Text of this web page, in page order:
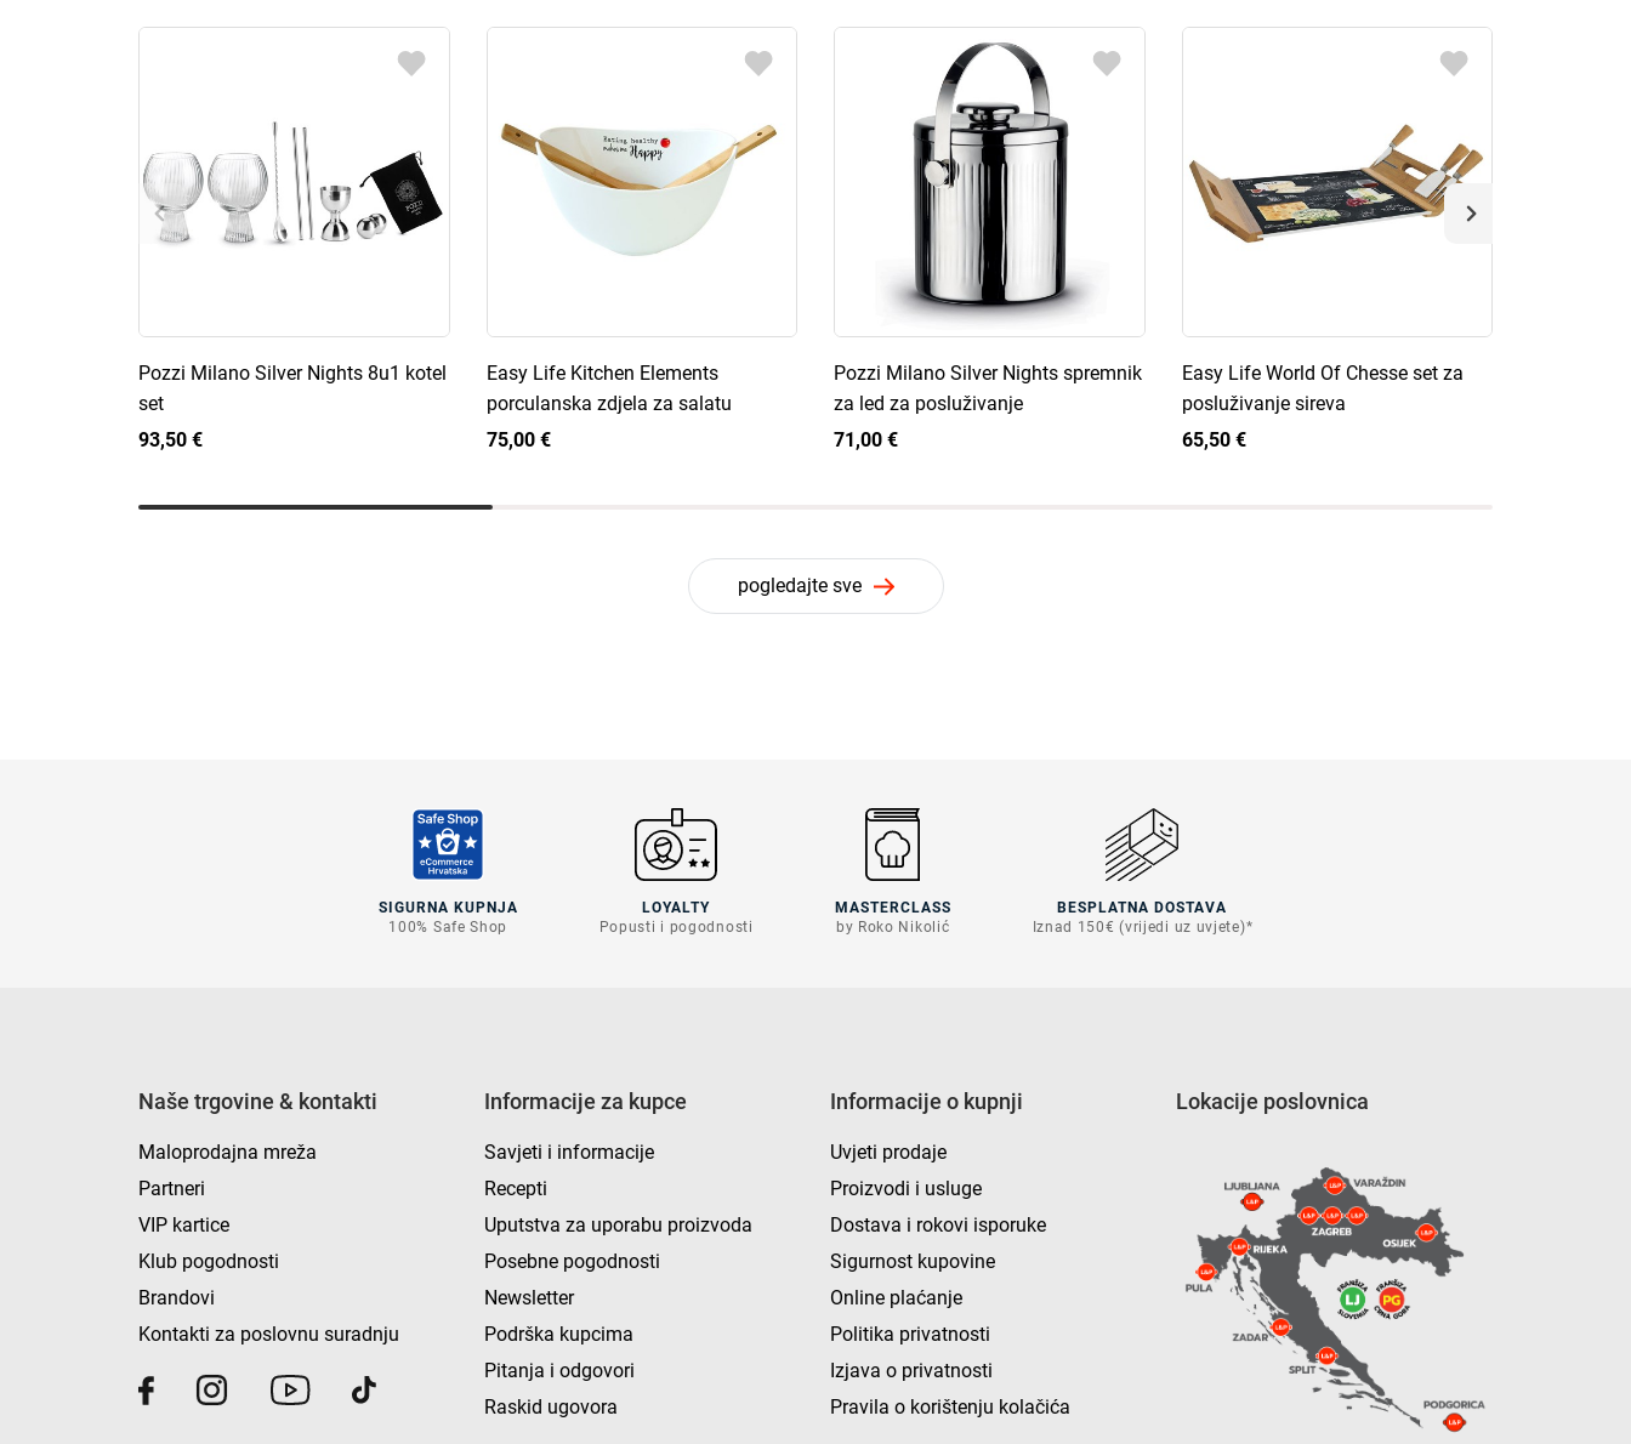
Pozzi Milano Silver Nights 8u1 kotel
set
93,50 €
Easy Life Kitchen Elements
porculanska zdjela za salatu
75,00 €
Pozzi Milano Silver Nights spremnik
za led za posluživanje
71,00 €
Easy Life World Of Chesse set za
posluživanje sireva
65,50 €
pogledajte sve
SIGURNA KUPNJA
100% Safe Shop
LOYALTY
Popusti i pogodnosti
MASTERCLASS
by Roko Nikolić
BESPLATNA DOSTAVA
Iznad 150€ (vrijedi uz uvjete)*
Naše trgovine & kontakti
Maloprodajna mreža
Partneri
VIP kartice
Klub pogodnosti
Brandovi
Kontakti za poslovnu suradnju
Informacije za kupce
Savjeti i informacije
Recepti
Uputstva za uporabu proizvoda
Posebne pogodnosti
Newsletter
Podrška kupcima
Pitanja i odgovori
Raskid ugovora
Informacije o kupnji
Uvjeti prodaje
Proizvodi i usluge
Dostava i rokovi isporuke
Sigurnost kupovine
Online plaćanje
Politika privatnosti
Izjava o privatnosti
Pravila o korištenju kolačića
Lokacije poslovnica